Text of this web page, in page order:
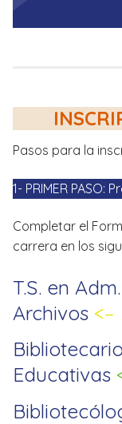
Pasos para la
1- PRIMER PASO:
Completar el
carrera en los
T.S. en
Archivos <–
Educativas